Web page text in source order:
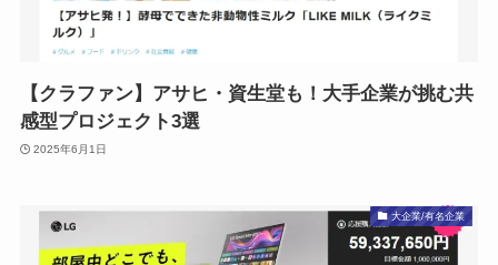
【クラファン】アサヒ・資生堂も！大手企業が挑む共
感型プロジェクト3選
2025年6月1日
大企業/有名企業